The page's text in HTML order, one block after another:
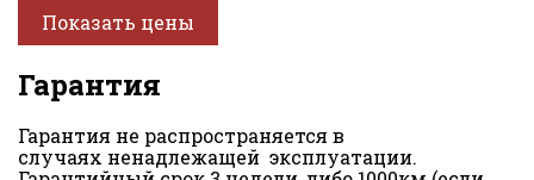
Показать цены
Гарантия
Гарантия не распространяется в
случаях ненадлежащей эксплуатации.